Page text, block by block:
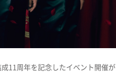
11周年を記念したイベント開催が